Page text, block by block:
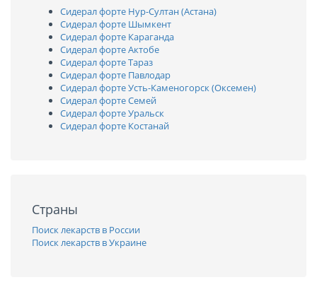
Сидерал форте Нур-Султан (Астана)
Сидерал форте Шымкент
Сидерал форте Караганда
Сидерал форте Актобе
Сидерал форте Тараз
Сидерал форте Павлодар
Сидерал форте Усть-Каменогорск (Оксемен)
Сидерал форте Семей
Сидерал форте Уральск
Сидерал форте Костанай
Страны
Поиск лекарств в России
Поиск лекарств в Украине